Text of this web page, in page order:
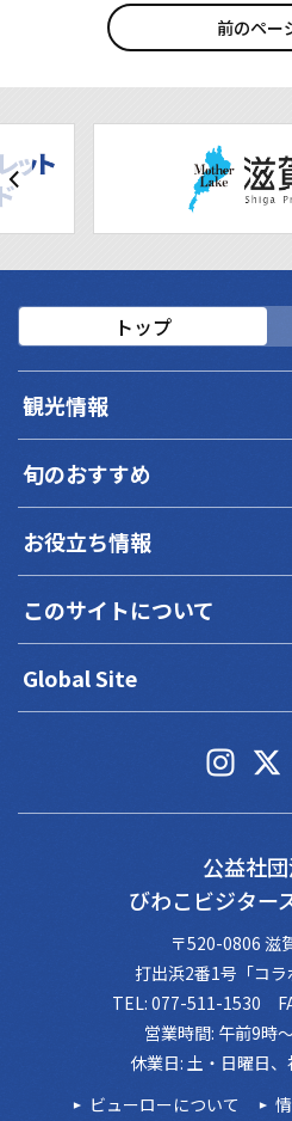
前のペー
トップ
観光情報
旬のおすすめ
お役立ち情報
このサイトについて
Global Site
公益社
びわこビジター
〒520-0806 滋
打出浜2番1号「コ
TEL: 077-511-1530
営業時間: 午前9時
休業日: 土・日曜日
ビューローについて